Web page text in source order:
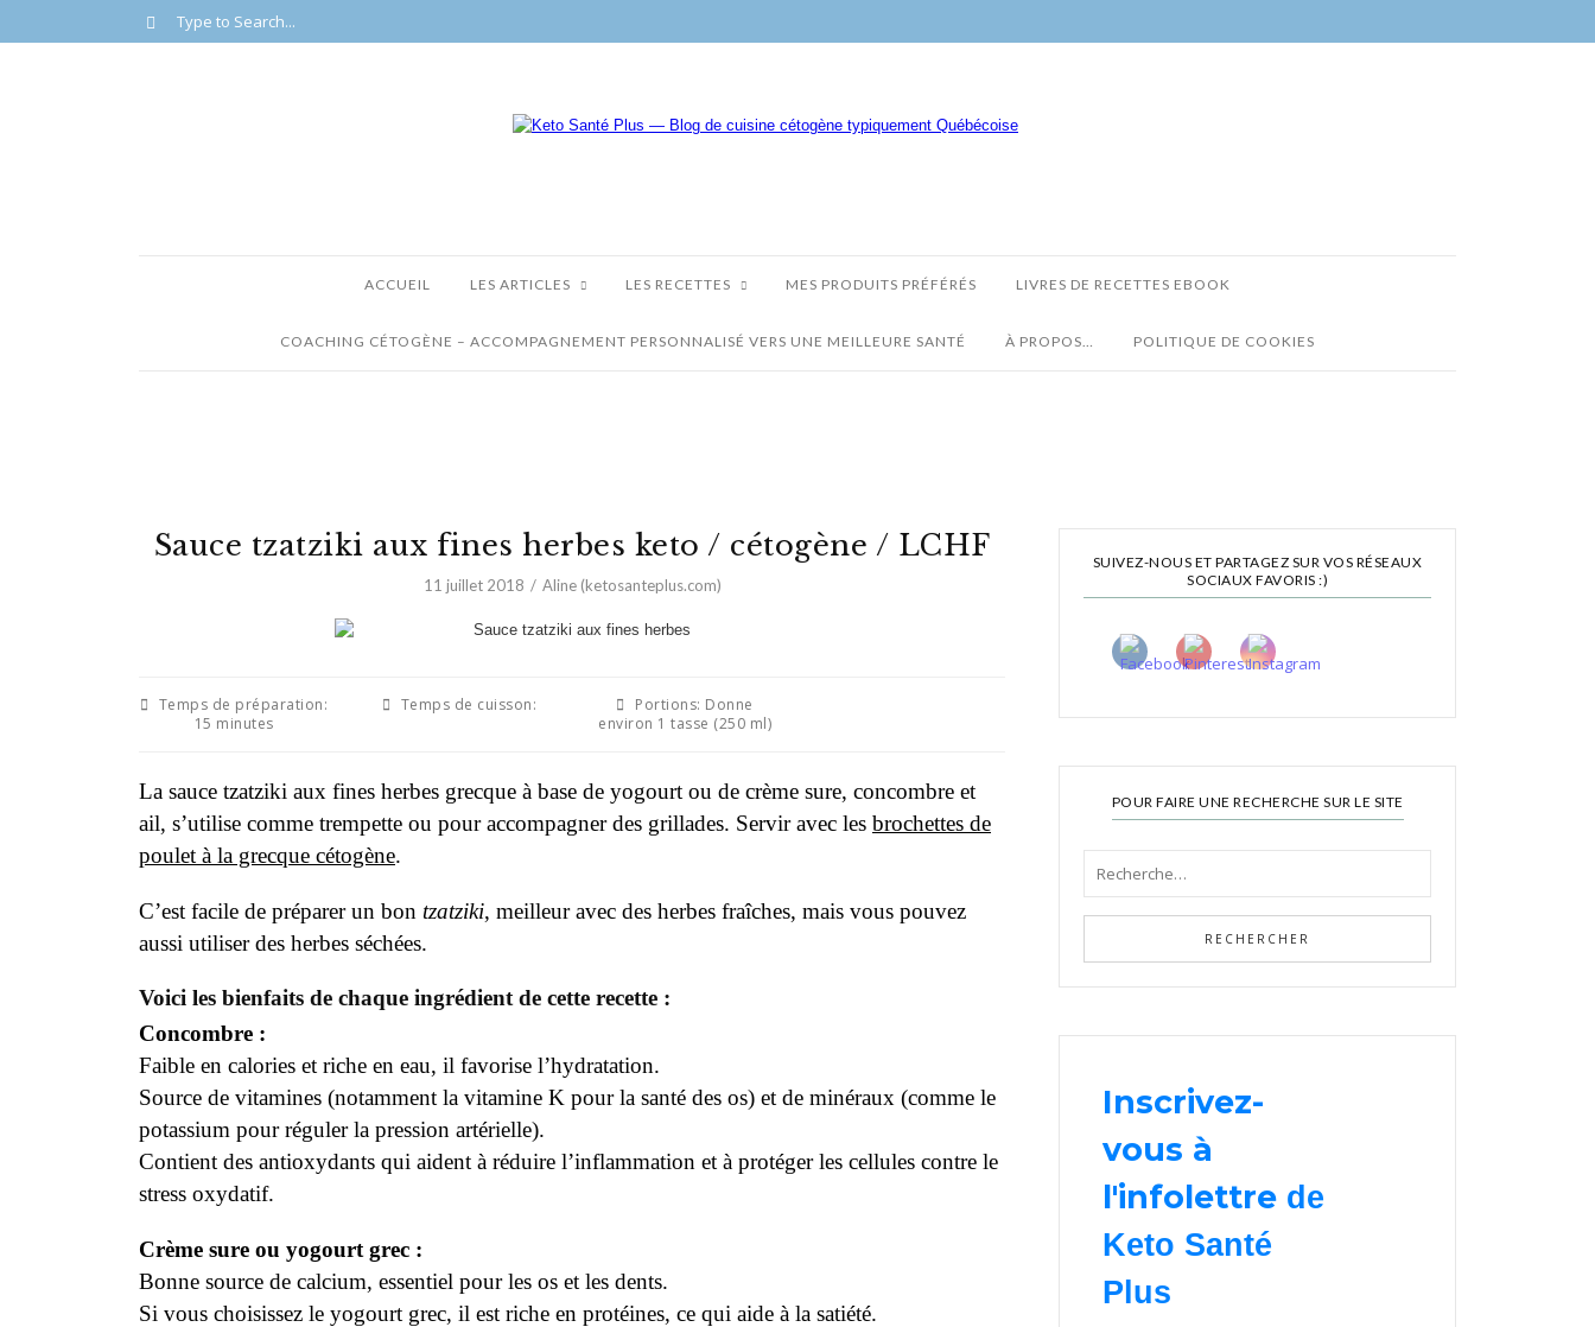
ACCUEIL LES ARTICLES LES RECETTES MES PRODUITS PRÉFÉRÉS LIVRES DE RECETTES EBOOK
COACHING CÉTOGÈNE – ACCOMPAGNEMENT PERSONNALISÉ VERS UNE MEILLEURE SANTÉ À PROPOS… POLITIQUE DE COOKIES
Sauce tzatziki aux fines herbes keto / cétogène / LCHF
11 juillet 2018 Aline (ketosanteplus.com)
Temps de préparation:
15 minutes
Temps de cuisson: Portions: Donne
environ 1 tasse (250 ml)
La sauce tzatziki aux fines herbes grecque à base de yogourt ou de crème sure, concombre et
ail, s’utilise comme trempette ou pour accompagner des grillades. Servir avec les brochettes de
poulet à la grecque cétogène.
C’est facile de préparer un bon tzatziki, meilleur avec des herbes fraîches, mais vous pouvez
aussi utiliser des herbes séchées.
Voici les bienfaits de chaque ingrédient de cette recette :
Concombre :
Faible en calories et riche en eau, il favorise l’hydratation.
Source de vitamines (notamment la vitamine K pour la santé des os) et de minéraux (comme le
potassium pour réguler la pression artérielle).
Contient des antioxydants qui aident à réduire l’inflammation et à protéger les cellules contre le
stress oxydatif.
Crème sure ou yogourt grec :
Bonne source de calcium, essentiel pour les os et les dents.
Si vous choisissez le yogourt grec, il est riche en protéines, ce qui aide à la satiété.
SUIVEZ-NOUS ET PARTAGEZ SUR VOS RÉSEAUX
SOCIAUX FAVORIS :)
POUR FAIRE UNE RECHERCHE SUR LE SITE
Inscrivez-
vous à
l'infolettre de
Keto Santé
Plus